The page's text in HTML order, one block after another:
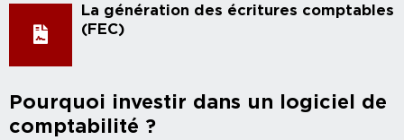
La génération des écritures comptables
(FEC)
Pourquoi investir dans un logiciel de
comptabilité ?